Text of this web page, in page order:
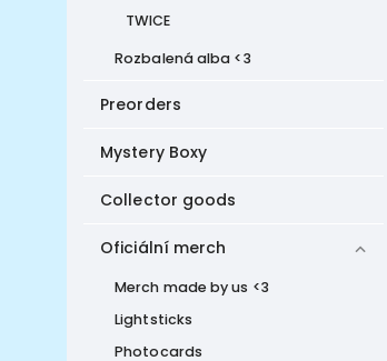
TWICE
Rozbalená alba <3
Preorders
Mystery Boxy
Collector goods
Oficiální merch
Merch made by us <3
Lightsticks
Photocards